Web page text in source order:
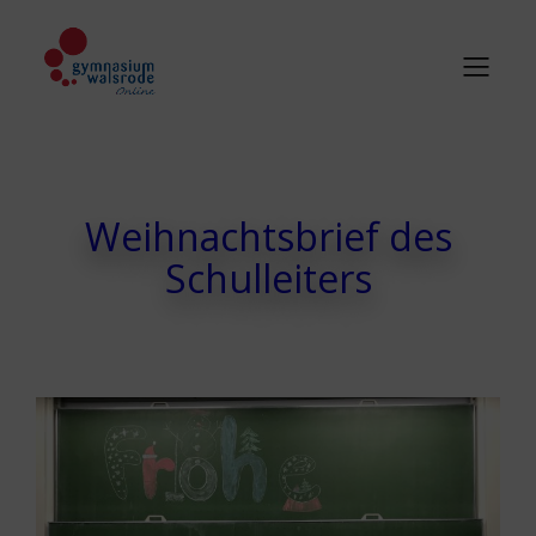
Weihnachtsbrief des
Schulleiters